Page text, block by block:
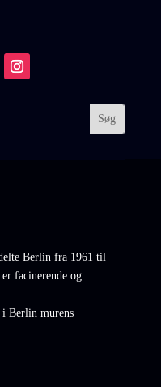
Berlin fra 1961 til
facinerende og
Berlin murens